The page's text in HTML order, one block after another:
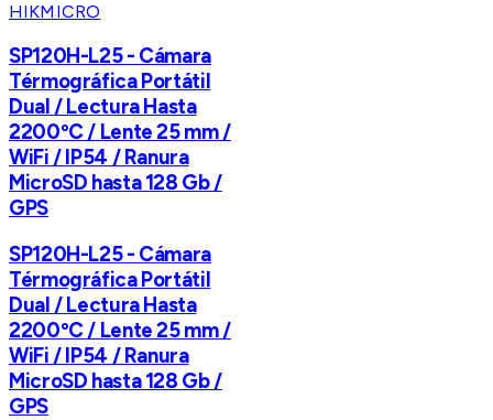
HIKMICRO
SP120H-L25 - Cámara
Térmográfica Portátil
Dual / Lectura Hasta
2200ºC / Lente 25 mm /
WiFi / IP54 / Ranura
MicroSD hasta 128 Gb /
GPS
SP120H-L25 - Cámara
Térmográfica Portátil
Dual / Lectura Hasta
2200ºC / Lente 25 mm /
WiFi / IP54 / Ranura
MicroSD hasta 128 Gb /
GPS